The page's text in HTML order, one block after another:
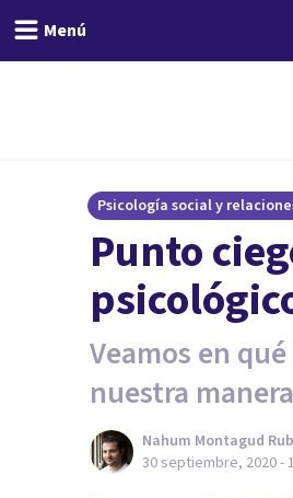
Menú
Psicología social y
Punto
Veamos en
nuestra
Nahum Montagud
30 septiembre, 2020 -